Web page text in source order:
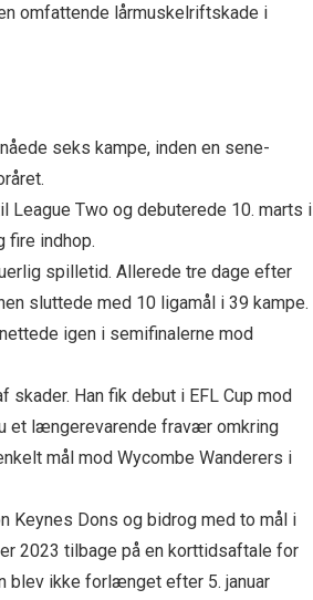
omfattende lårmuskelriftskade i
seks kampe, inden en sene-
League Two og debuterede 10. marts i
fire indhop.
spilletid. Allerede tre dage efter
sluttede med 10 ligamål i 39 kampe.
igen i semifinalerne mod
Han fik debut i EFL Cup mod
et længerevarende fravær omkring
mål mod Wycombe Wanderers i
Keynes Dons og bidrog med to mål i
2023 tilbage på en korttidsaftale for
blev ikke forlænget efter 5. januar